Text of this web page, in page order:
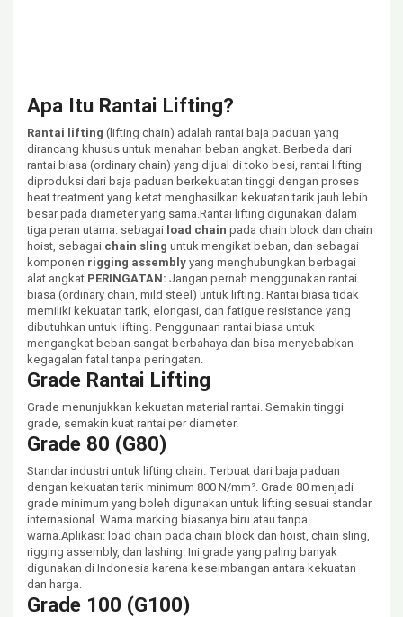
Apa Itu Rantai Lifting?
Rantai lifting (lifting chain) adalah rantai baja paduan yang
dirancang khusus untuk menahan beban angkat. Berbeda dari
rantai biasa (ordinary chain) yang dijual di toko besi, rantai lifting
diproduksi dari baja paduan berkekuatan tinggi dengan proses
heat treatment yang ketat menghasilkan kekuatan tarik jauh lebih
besar pada diameter yang sama.Rantai lifting digunakan dalam
tiga peran utama: sebagai load chain pada chain block dan chain
hoist, sebagai chain sling untuk mengikat beban, dan sebagai
komponen rigging assembly yang menghubungkan berbagai
alat angkat. PERINGATAN: Jangan pernah menggunakan rantai
biasa (ordinary chain, mild steel) untuk lifting. Rantai biasa tidak
memiliki kekuatan tarik, elongasi, dan fatigue resistance yang
dibutuhkan untuk lifting. Penggunaan rantai biasa untuk
mengangkat beban sangat berbahaya dan bisa menyebabkan
kegagalan fatal tanpa peringatan.
Grade Rantai Lifting
Grade menunjukkan kekuatan material rantai. Semakin tinggi
grade, semakin kuat rantai per diameter.
Grade 80 (G80)
Standar industri untuk lifting chain. Terbuat dari baja paduan
dengan kekuatan tarik minimum 800 N/mm². Grade 80 menjadi
grade minimum yang boleh digunakan untuk lifting sesuai standar
internasional. Warna marking biasanya biru atau tanpa
warna.Aplikasi: load chain pada chain block dan hoist, chain sling,
rigging assembly, dan lashing. Ini grade yang paling banyak
digunakan di Indonesia karena keseimbangan antara kekuatan
dan harga.
Grade 100 (G100)